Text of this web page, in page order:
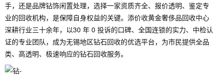
手，还是品牌钻饰闲置处理，选择一家资质齐全、报价透明、鉴定专
业的回收机构，是保障自身权益的关键。添价收黄金奢侈品回收中心
深耕行业三十余年，以30 年 0 投诉的口碑、全国连锁的实力、中检认
证的专业团队，成为无锡地区钻石回收的优选平台，为市民提供全品
类、高透明、极速响应的钻石回收服务。